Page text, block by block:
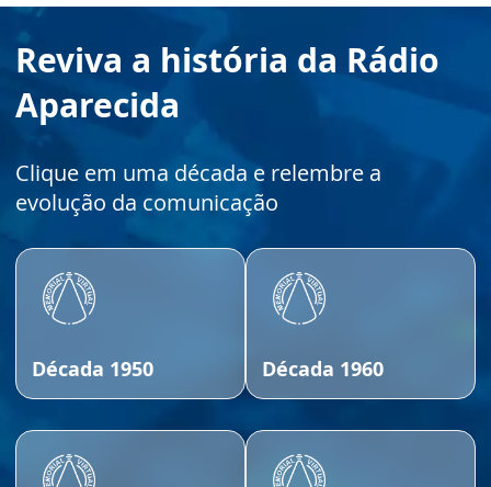
Reviva a história da Rádio
Aparecida
Clique em uma década e relembre a
evolução da comunicação
Década 1950 Década 1960